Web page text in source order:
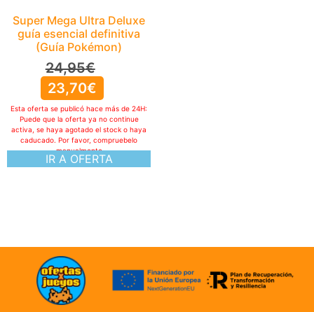
Super Mega Ultra Deluxe
guía esencial definitiva
(Guía Pokémon)
24,95€
23,70€
IR A OFERTA
Esta oferta se publicó hace más de 24H:
Puede que la oferta ya no continue
activa, se haya agotado el stock o haya
caducado. Por favor, compruebelo
manualmente